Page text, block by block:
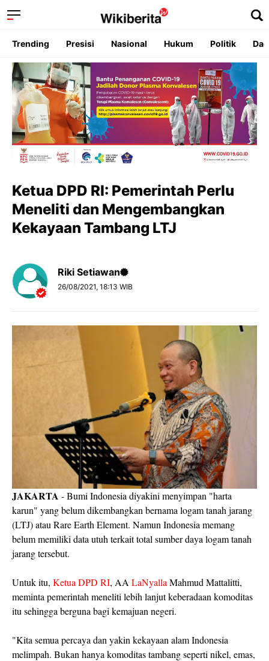
Trending Presisi Nasional Hukum Politik
Ketua DPD RI: Pemerintah Perlu
Meneliti dan Mengembangkan
Kekayaan Tambang LTJ
Riki Setiawan
26/08/2021, 18:13 WIB
JAKARTA - Bumi Indonesia diyakini menyimpan "harta
karun" yang belum dikembangkan bernama logam tanah jarang
(LTJ) atau Rare Earth Element. Namun Indonesia memang
belum memiliki data utuh terkait total sumber daya logam tanah
jarang tersebut.
Untuk itu, Ketua DPD RI, AA LaNyalla Mahmud Mattalitti,
meminta pemerintah meneliti lebih lanjut keberadaan komoditas
itu sehingga berguna bagi kemajuan negeri.
"Kita semua percaya dan yakin kekayaan alam Indonesia
melimpah. Bukan hanya komoditas tambang seperti nikel, emas,